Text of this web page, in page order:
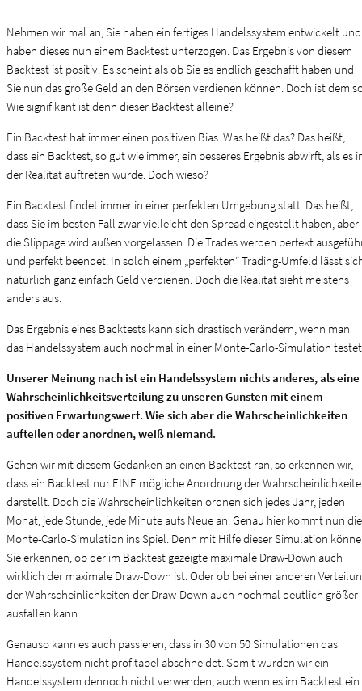
Nehmen wir mal an, Sie haben ein fertiges Handelssystem entwickelt und
haben dieses nun einem Backtest unterzogen. Das Ergebnis von diesem
Backtest ist positiv. Es scheint als ob Sie es endlich geschafft haben und
Sie nun das große Geld an den Börsen verdienen können. Doch ist dem
Wie signifikant ist denn dieser Backtest alleine?
Ein Backtest hat immer einen positiven Bias. Was heißt das? Das heißt,
dass ein Backtest, so gut wie immer, ein besseres Ergebnis abwirft, als es
der Realität auftreten würde. Doch wieso?
Ein Backtest findet immer in einer perfekten Umgebung statt. Das heißt,
dass Sie im besten Fall zwar vielleicht den Spread eingestellt haben, aber
die Slippage wird außen vorgelassen. Die Trades werden perfekt
und perfekt beendet. In solch einem „perfekten“ Trading-Umfeld lässt
natürlich ganz einfach Geld verdienen. Doch die Realität sieht meistens
anders aus.
Das Ergebnis eines Backtests kann sich drastisch verändern, wenn man
das Handelssystem auch nochmal in einer Monte-Carlo-Simulation
Unserer Meinung nach ist ein Handelssystem nichts anderes, als eine
Wahrscheinlichkeitsverteilung zu unseren Gunsten mit einem
positiven Erwartungswert. Wie sich aber die Wahrscheinlichkeiten
aufteilen oder anordnen, weiß niemand.
Gehen wir mit diesem Gedanken an einen Backtest ran, so erkennen wir,
dass ein Backtest nur EINE mögliche Anordnung der
darstellt. Doch die Wahrscheinlichkeiten ordnen sich jedes Jahr, jeden
Monat, jede Stunde, jede Minute aufs Neue an. Genau hier kommt nun die
Monte-Carlo-Simulation ins Spiel. Denn mit Hilfe dieser Simulation
Sie erkennen, ob der im Backtest gezeigte maximale Draw-Down auch
wirklich der maximale Draw-Down ist. Oder ob bei einer anderen
der Wahrscheinlichkeiten der Draw-Down auch nochmal deutlich größer
ausfallen kann.
Genauso kann es auch passieren, dass in 30 von 50 Simulationen das
Handelssystem nicht profitabel abschneidet. Somit würden wir ein
Handelssystem dennoch nicht verwenden, auch wenn es im Backtest ein